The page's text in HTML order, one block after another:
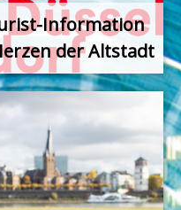
Information
der Altstadt